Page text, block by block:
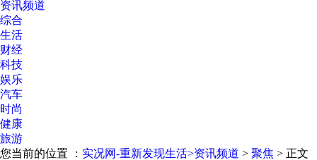
资讯频道
综合
生活
财经
科技
娱乐
汽车
时尚
健康
旅游
您当前的位置 ： 实况网-重新发现生活>资讯频道 > 聚焦 > 正文